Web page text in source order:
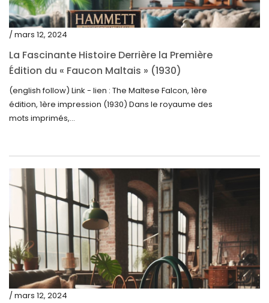
juin 2023
mai 2023
avril 2023
mars 2023
février 2023
janvier 2023
novembre 2022
octobre 2022
septembre 2022
août 2022
juillet 2022
juin 2022
mai 2022
/ mars 12, 2024
La Fascinante Histoire Derrière la Première
Édition du « Faucon Maltais » (1930)
(english follow) Link - lien : The Maltese Falcon, 1ère
édition, 1ère impression (1930) Dans le royaume des
mots imprimés,...
/ mars 12, 2024